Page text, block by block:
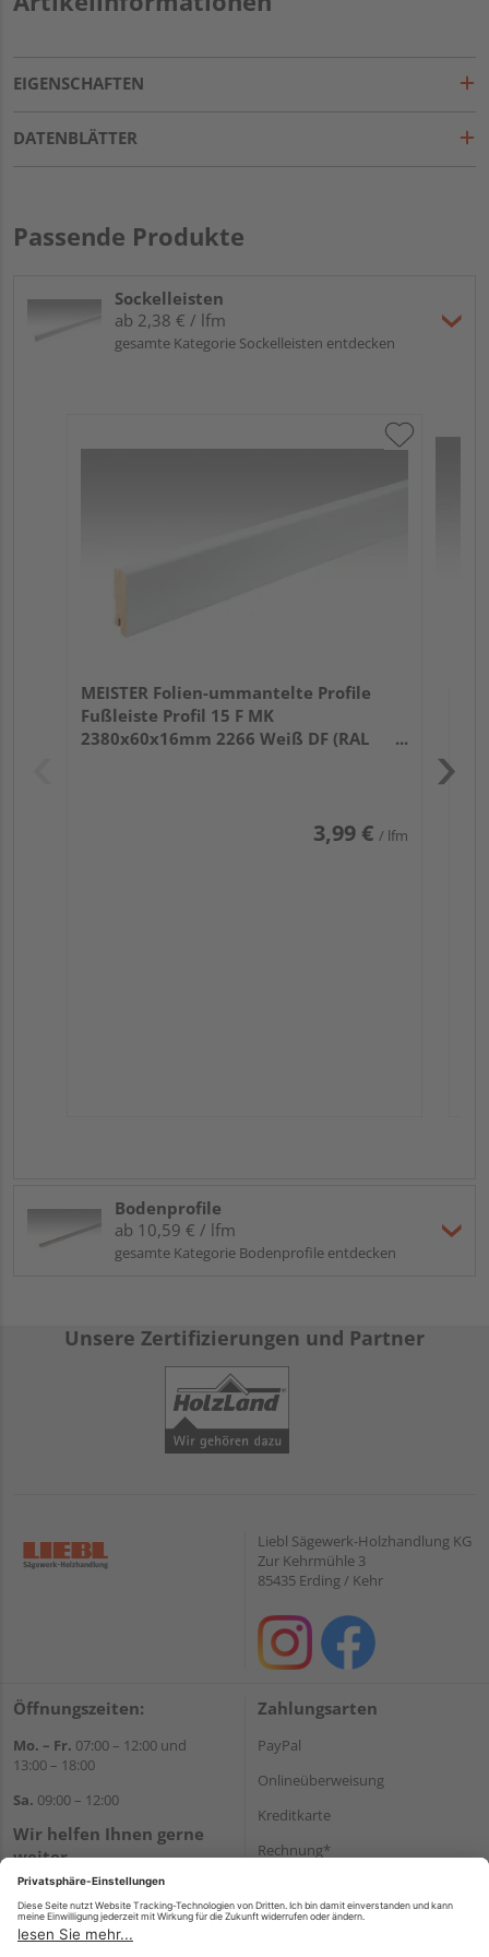
EIGENSCHAFTEN
DATENBLÄTTER
Passende Produkte
Sockelleisten
ab 2,38 € / lfm
gesamte Kategorie Sockelleisten entdecken
MEISTER Folien-ummantelte Profile
Fußleiste Profil 15 F MK
2380x60x16mm 2266 Weiß DF (RAL
3,99 € / lfm
Bodenprofile
ab 10,59 € / lfm
gesamte Kategorie Bodenprofile entdecken
Unsere Zertifizierungen und Partner
Liebl Sägewerk-Holzhandlung KG
Zur Kehrmühle 3
85435 Erding / Kehr
Öffnungszeiten:
Mo. – Fr. 07:00 – 12:00 und
13:00 – 18:00
Sa. 09:00 – 12:00
Wir helfen Ihnen gerne
weiter
Tel.:+49 8122 14197
E-Mail:vertrieb@holz-liebl.de
Zahlungsarten
PayPal
Onlineüberweisung
Kreditkarte
Rechnung*
Versand